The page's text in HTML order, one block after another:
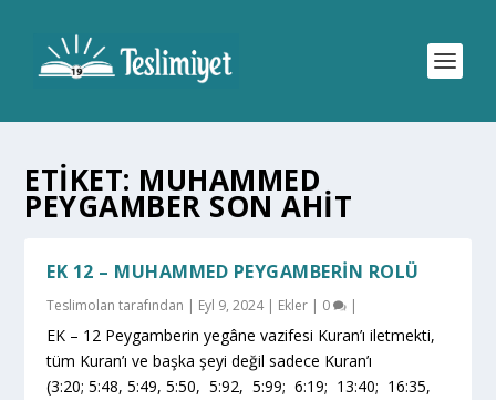
ETIKET: MUHAMMED
PEYGAMBER SON AHIT
EK 12 – MUHAMMED PEYGAMBERIN ROLÜ
Teslimolan tarafından | Eyl 9, 2024| Ekler | 0 |
EK – 12 Peygamberin yegâne vazifesi Kuran’ı iletmekti,
tüm Kuran’ı ve başka şeyi değil sadece Kuran’ı
(3:20; 5:48, 5:49, 5:50, 5:92, 5:99; 6:19; 13:40; 16:35,